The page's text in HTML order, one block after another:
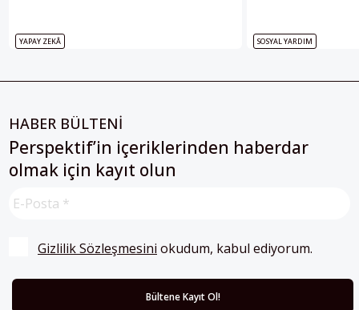
YAPAY ZEKÂ SOSYAL YARDIM
HABER BÜLTENİ
Perspektif’in içeriklerinden haberdar
olmak için kayıt olun
Gizlilik Sözleşmesini okudum, kabul ediyorum.